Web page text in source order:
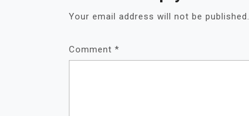
Your email address will not be published.
Comment *